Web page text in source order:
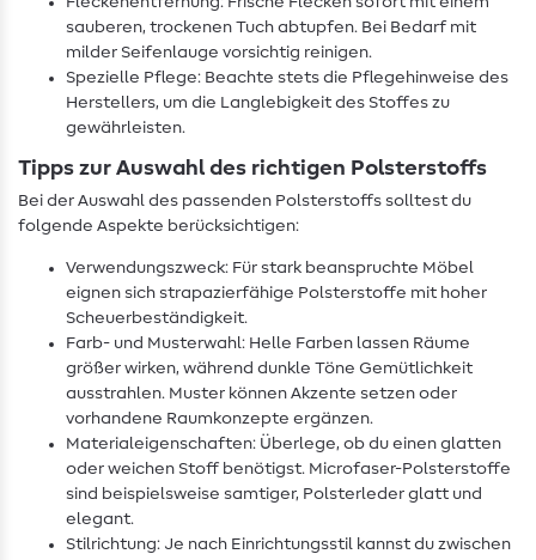
sauberen, trockenen Tuch abtupfen. Bei Bedarf mit
milder Seifenlauge vorsichtig reinigen.
Spezielle Pflege: Beachte stets die Pflegehinweise des
Herstellers, um die Langlebigkeit des Stoffes zu
gewährleisten.
Tipps zur Auswahl des richtigen Polsterstoffs
Bei der Auswahl des passenden Polsterstoffs solltest du
folgende Aspekte berücksichtigen:
Verwendungszweck: Für stark beanspruchte Möbel
eignen sich strapazierfähige Polsterstoffe mit hoher
Scheuerbeständigkeit.
Farb- und Musterwahl: Helle Farben lassen Räume
größer wirken, während dunkle Töne Gemütlichkeit
ausstrahlen. Muster können Akzente setzen oder
vorhandene Raumkonzepte ergänzen.
Materialeigenschaften: Überlege, ob du einen glatten
oder weichen Stoff benötigst. Microfaser-Polsterstoffe
sind beispielsweise samtiger, Polsterleder glatt und
elegant.
Stilrichtung: Je nach Einrichtungsstil kannst du zwischen